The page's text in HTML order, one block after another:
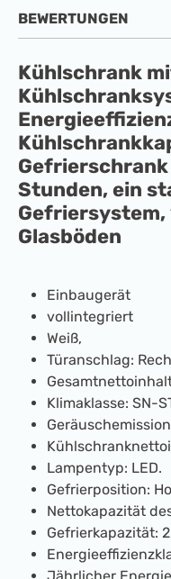
BEWERTUNGEN
Kühlschrank
Gefrierschrank
Stunden, ein
Gefriersystem,
Glasböden
Einbaugerät
vollintegriert
Weiß,
Türanschlag:
Klimaklasse: SN-
Lampentyp: LED.
Gefrierposition:
Nettokapazität
Gefrierkapazität: